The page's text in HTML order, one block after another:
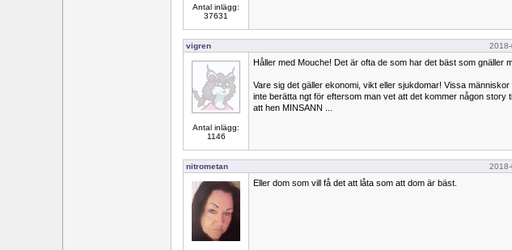
Antal inlägg:
37631
vigren
Antal inlägg:
1146
Håller med Mouche! Det är ofta de som har det bäst som gnäller
Vare sig det gäller ekonomi, vikt eller sjukdomar! Vissa människor
inte berätta ngt för eftersom man vet att det kommer någon story
att hen MINSANN ...
nitrometan
Eller dom som vill få det att låta som att dom är bäst.